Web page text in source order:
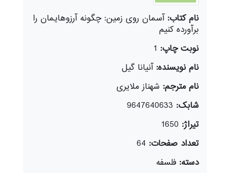
نام کتاب:آسمان روی زمین: چگونه آرزوهایمان را
برآورده کنیم
نوبت چاپ: 1
نام نویسنده:آنیانا گیل
نام مترجم: شهناز ملایری
شابک: 9647640633
تیراژ: 1650
تعداد صفحات: 64
دسته: فلسفه